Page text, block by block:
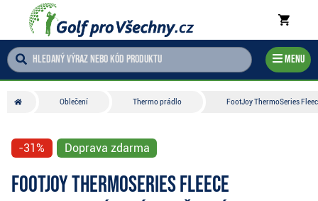
Menu
Oblečení Thermo prádlo FootJoy ThermoSeries
-31% Doprava zdarma
FootJoy ThermoSeries Fleece